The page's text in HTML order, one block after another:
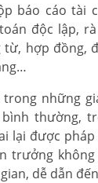
báo cáo tài
độc lập,
từ, hợp đồng,
những
thường,
lại được
trưởng
dễ dẫn